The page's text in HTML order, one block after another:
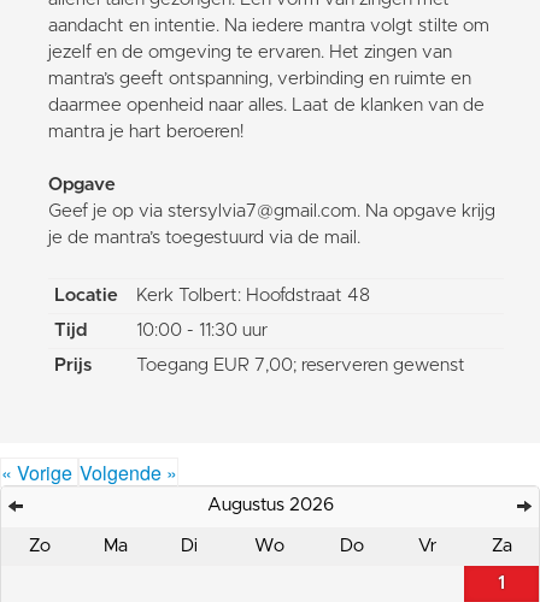
aandacht en intentie. Na iedere mantra volgt stilte om
jezelf en de omgeving te ervaren. Het zingen van
mantra’s geeft ontspanning, verbinding en ruimte en
daarmee openheid naar alles. Laat de klanken van de
mantra je hart beroeren!
Opgave
Geef je op via stersylvia7@gmail.com. Na opgave krijg
je de mantra’s toegestuurd via de mail.
Locatie
Kerk Tolbert: Hoofdstraat 48
Tijd
10:00 - 11:30 uur
Prijs
Toegang EUR 7,00; reserveren gewenst
« Vorige Volgende »
Augustus 2026
Zo Ma Di Wo Do Vr Za
1